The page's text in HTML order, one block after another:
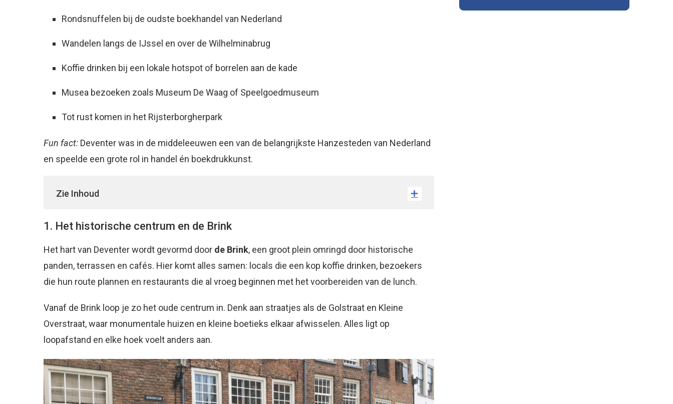
Rondsnuffelen bij de oudste boekhandel van Nederland
Wandelen langs de IJssel en over de Wilhelminabrug
Koffie drinken bij een lokale hotspot of borrelen aan de kade
Musea bezoeken zoals Museum De Waag of Speelgoedmuseum
Tot rust komen in het Rijsterborgherpark
Fun fact: Deventer was in de middeleeuwen een van de belangrijkste Hanzesteden van Nederland
en speelde een grote rol in handel én boekdrukkunst.
Zie Inhoud
1. Het historische centrum en de Brink
Het hart van Deventer wordt gevormd door de Brink, een groot plein omringd door historische
panden, terrassen en cafés. Hier komt alles samen: locals die een kop koffie drinken, bezoekers
die hun route plannen en restaurants die al vroeg beginnen met het voorbereiden van de lunch.
Vanaf de Brink loop je zo het oude centrum in. Denk aan straatjes als de Golstraat en Kleine
Overstraat, waar monumentale huizen en kleine boetieks elkaar afwisselen. Alles ligt op
loopafstand en elke hoek voelt anders aan.